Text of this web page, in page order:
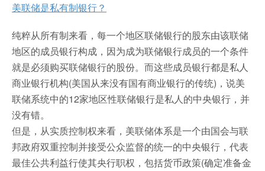
美联储是私有制银行？
纯粹从所有制来看，每一个地区联储银行的股东由该联储
地区的成员银行构成，因为成为联储银行成员的一个条件
就是必须购买联储银行的股份。而这些成员银行都是私人
商业银行机构(美国从来没有国有商业银行的传统)，说美
联储系统中的12家地区性联储银行是私人的中央银行，并
没有错。
但是，从实质控制权来看，美联储体系是一个由国会与联
邦政府双重控制并接受公众监督的统一的中央银行，代表
最佳公共利益行使其央行职权，包括货币政策(确定准备金